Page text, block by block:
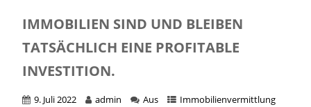
IMMOBILIEN SIND UND BLEIBEN
TATSÄCHLICH EINE PROFITABLE
INVESTITION.
9. Juli 2022 admin Aus Immobilienvermittlung